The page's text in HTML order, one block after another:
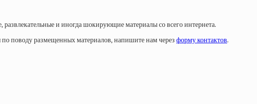
и иногда шокирующие материалы со всего интернета.
поводу размещенных материалов, напишите нам через форму контактов.